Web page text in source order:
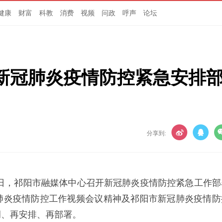
康 财富 科教 消费 视频 问政 呼声 论坛
冠肺炎疫情防控紧急安排
分享到:
，祁阳市融媒体中心召开新冠肺炎疫情防控紧急工作
疫情防控工作视频会议精神及祁阳市新冠肺炎疫情
再安排、再部署。